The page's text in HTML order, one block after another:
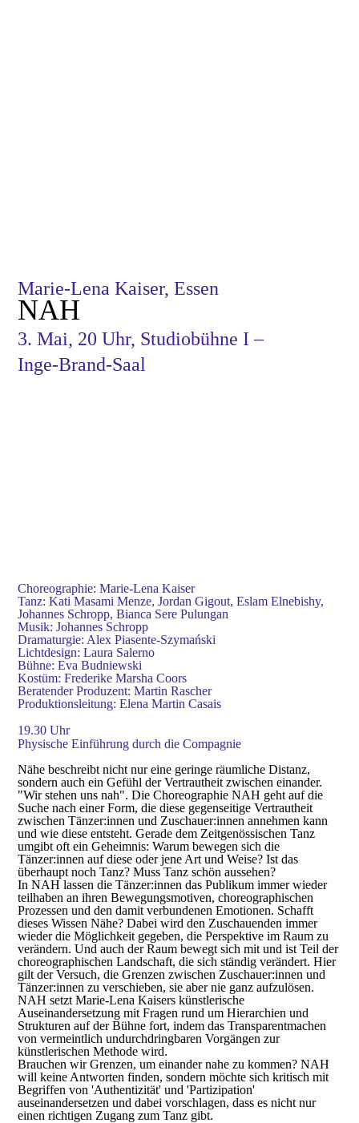
Marie-Lena Kaiser, Essen
NAH
3. Mai, 20 Uhr, Studiobühne I –
Inge-Brand-Saal
Choreographie: Marie-Lena Kaiser
Tanz: Kati Masami Menze, Jordan Gigout, Eslam Elnebishy,
Johannes Schropp, Bianca Sere Pulungan
Musik: Johannes Schropp
Dramaturgie: Alex Piasente-Szymański
Lichtdesign: Laura Salerno
Bühne: Eva Budniewski
Kostüm: Frederike Marsha Coors
Beratender Produzent: Martin Rascher
Produktionsleitung: Elena Martin Casais
19.30 Uhr
Physische Einführung durch die Compagnie
Nähe beschreibt nicht nur eine geringe räumliche Distanz,
sondern auch ein Gefühl der Vertrautheit zwischen einander.
"Wir stehen uns nah". Die Choreographie NAH geht auf die
Suche nach einer Form, die diese gegenseitige Vertrautheit
zwischen Tänzer:innen und Zuschauer:innen annehmen kann
und wie diese entsteht. Gerade dem Zeitgenössischen Tanz
umgibt oft ein Geheimnis: Warum bewegen sich die
Tänzer:innen auf diese oder jene Art und Weise? Ist das
überhaupt noch Tanz? Muss Tanz schön aussehen?
In NAH lassen die Tänzer:innen das Publikum immer wieder
teilhaben an ihren Bewegungsmotiven, choreographischen
Prozessen und den damit verbundenen Emotionen. Schafft
dieses Wissen Nähe? Dabei wird den Zuschauenden immer
wieder die Möglichkeit gegeben, die Perspektive im Raum zu
verändern. Und auch der Raum bewegt sich mit und ist Teil der
choreographischen Landschaft, die sich ständig verändert. Hier
gilt der Versuch, die Grenzen zwischen Zuschauer:innen und
Tänzer:innen zu verschieben, sie aber nie ganz aufzulösen.
NAH setzt Marie-Lena Kaisers künstlerische
Auseinandersetzung mit Fragen rund um Hierarchien und
Strukturen auf der Bühne fort, indem das Transparentmachen
von vermeintlich undurchdringbaren Vorgängen zur
künstlerischen Methode wird.
Brauchen wir Grenzen, um einander nahe zu kommen? NAH
will keine Antworten finden, sondern möchte sich kritisch mit
Begriffen von 'Authentizität' und 'Partizipation'
auseinandersetzen und dabei vorschlagen, dass es nicht nur
einen richtigen Zugang zum Tanz gibt.